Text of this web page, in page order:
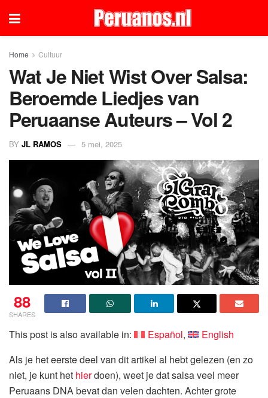
Home Cultuur
Wat Je Niet Wist Over Salsa:
Beroemde Liedjes van
Peruaanse Auteurs – Vol 2
BY JL RAMOS 5 mei, 2025
88
SHARES
This post is also available in: Español
English
Als je het eerste deel van dit artikel al hebt gelezen (en zo
niet, je kunt het hierdoen), weet je dat salsa veel meer
Peruaans DNA bevat dan velen dachten. Achter grote